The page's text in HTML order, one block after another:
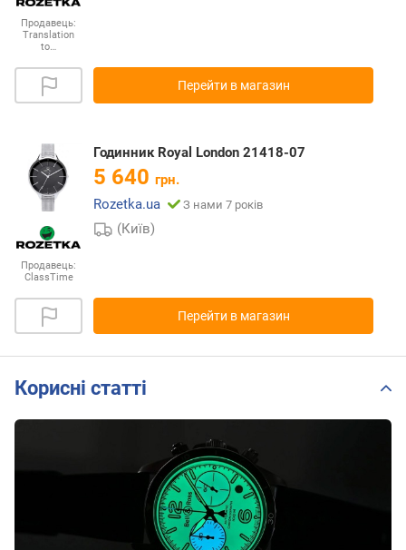
Продавець:
Translation
to…
Перейти в магазин
Продавець:
ClassTime
Годинник Royal London 21418-07
5 640 грн.
Rozetka.ua
З нами 7 років
(Київ)
Перейти в магазин
Корисні статті